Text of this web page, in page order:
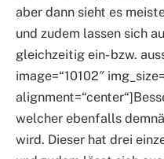
aber dann sieht es
und zudem lassen sich
gleichzeitig ein- bzw.
image=“10102″
welcher ebenfalls
wird. Dieser hat drei